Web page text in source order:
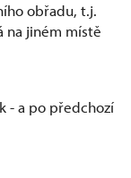
obřadu, t.j.
na jiném místě
- a po předchozí